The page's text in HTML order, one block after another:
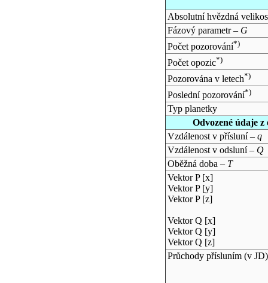
Absolutní hvězdná
Fázový parametr – G
Počet pozorování*)
Počet opozic*)
Pozorována v letech*)
Poslední pozorování*)
Typ planetky
Odvozené údaje
Vzdálenost v přísluní – q
Vzdálenost v odsluní – Q
Oběžná doba – T
Vektor P [x]
Vektor P [y]
Vektor P [z]
Vektor Q [x]
Vektor Q [y]
Vektor Q [z]
Průchody přísluním (v JD)